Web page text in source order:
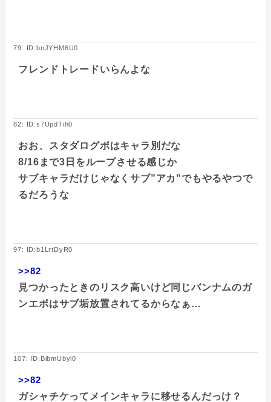
79: ID:bnJYHM6U0
フレンドトレードいらんよな
82: ID:s7UpdTih0
おお、スタダログボはキャラ別だな
8/16まで3日をループさせる感じか
サブキャラだけじゃなくサブ”アカ”でもやるやつで
るだろうな
97: ID:b1LrtDyR0
>>82
見つかったときのリスク高いけど同じバンナムのガ
ンエボはサブ垢放置されてるからなぁ…
107: ID:BibmUbyl0
>>82
ガシャチケってメインキャラに移せるんだっけ？